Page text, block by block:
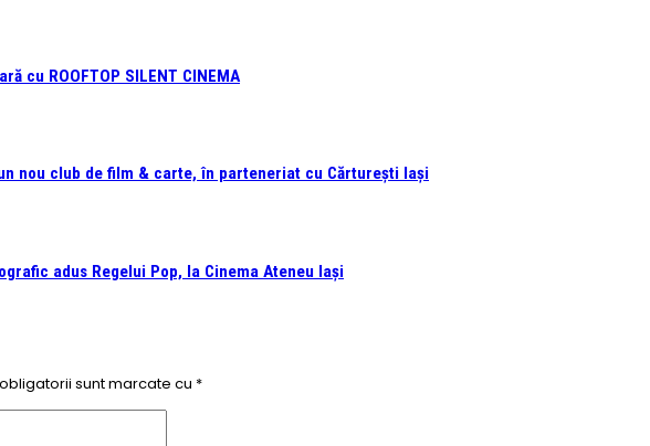
cu ROOFTOP SILENT CINEMA
nou club de film & carte, în parteneriat cu Cărturești Iași
adus Regelui Pop, la Cinema Ateneu Iași
sunt marcate cu *